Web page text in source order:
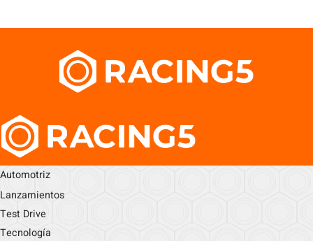
Automotriz
Lanzamientos
Test Drive
Tecnología